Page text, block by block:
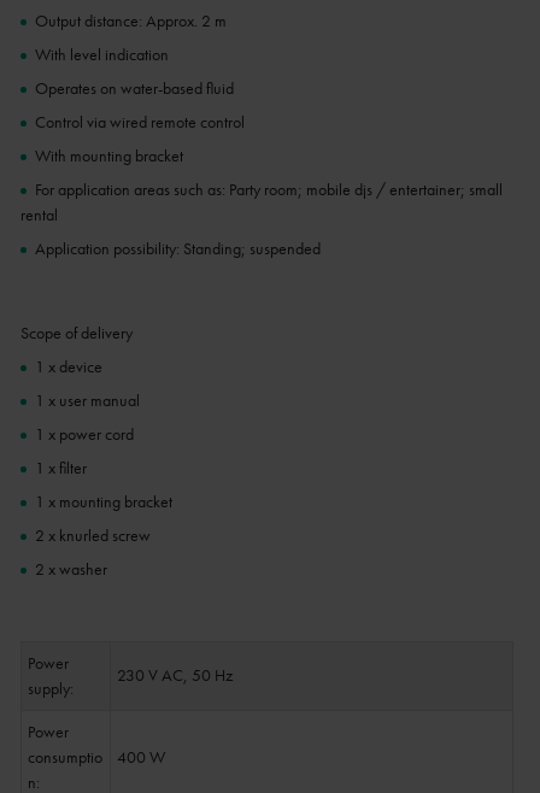
Output distance: Approx. 2 m
With level indication
Operates on water-based fluid
Control via wired remote control
With mounting bracket
For application areas such as: Party room; mobile djs / entertainer; small
rental
Application possibility: Standing; suspended
Scope of delivery
1 x device
1 x user manual
1 x power cord
1 x filter
1 x mounting bracket
2 x knurled screw
2 x washer
Power
supply:
230 V AC, 50 Hz
Power
consumptio
n:
400 W